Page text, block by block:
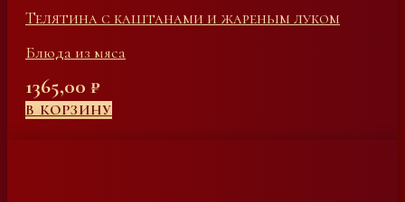
Телятина с каштанами и жареным луком
Блюда из мяса
1365,00 ₽
В КОРЗИНУ